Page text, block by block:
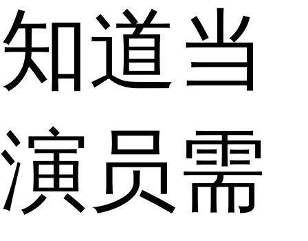
知道当
演员需